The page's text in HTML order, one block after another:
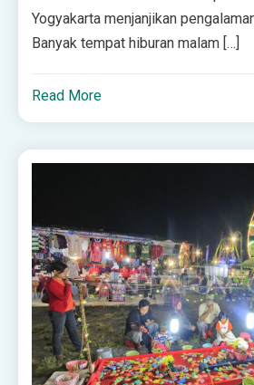
Yogyakarta menjanjikan
Banyak tempat hiburan malam […]
Read More